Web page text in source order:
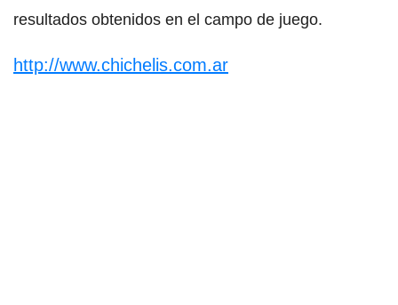
resultados obtenidos en el campo de juego.
http://www.chichelis.com.ar